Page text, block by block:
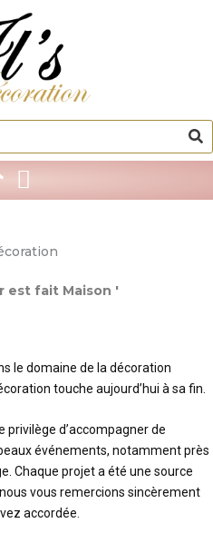
est fait Maison '
le domaine de la décoration
touche aujourd’hui à sa fin.
privilège d’accompagner de
événements, notamment près
Chaque projet a été une source
vous remercions sincèrement
accordée.